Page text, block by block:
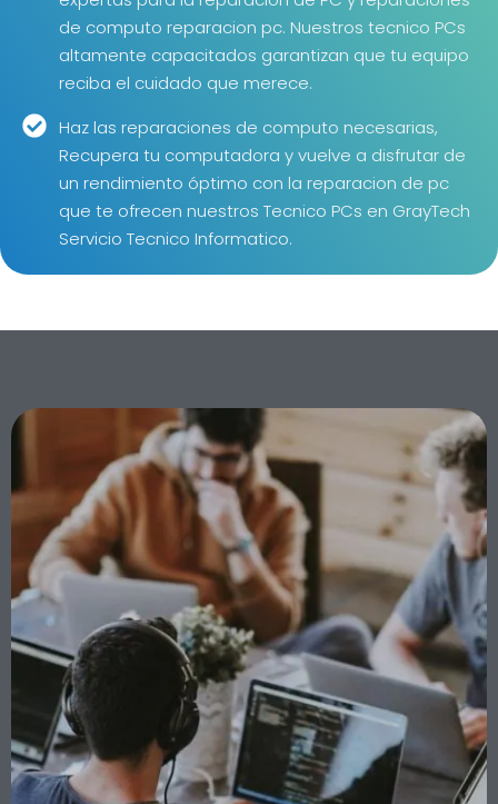
de computo reparacion pc. Nuestros tecnico PCs
altamente capacitados garantizan que tu equipo
reciba el cuidado que merece.
Haz las reparaciones de computo necesarias,
Recupera tu computadora y vuelve a disfrutar de
un rendimiento óptimo con la reparacion de pc
que te ofrecen nuestros Tecnico PCs en GrayTech
Servicio Tecnico Informatico.